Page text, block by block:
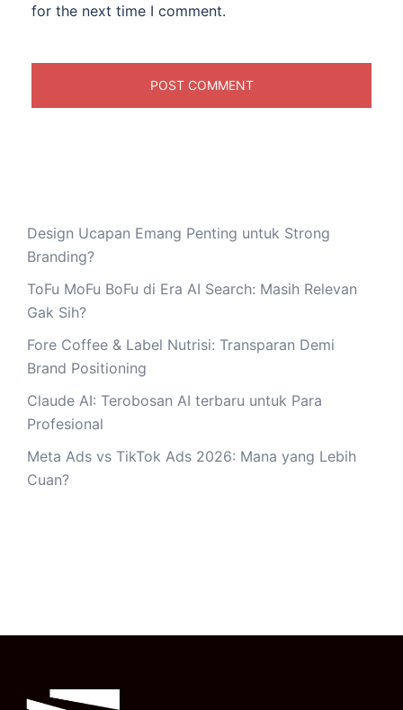
for the next time I comment.
Design Ucapan Emang Penting untuk Strong
Branding?
ToFu MoFu BoFu di Era AI Search: Masih Relevan
Gak Sih?
Fore Coffee & Label Nutrisi: Transparan Demi
Brand Positioning
Claude AI: Terobosan AI terbaru untuk Para
Profesional
Meta Ads vs TikTok Ads 2026: Mana yang Lebih
Cuan?